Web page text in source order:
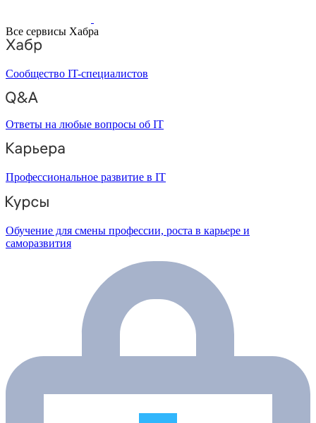
Все сервисы Хабра
Сообщество IT-специалистов
Ответы на любые вопросы об IT
Профессиональное развитие в IT
Обучение для смены профессии, роста в карьере и
саморазвития